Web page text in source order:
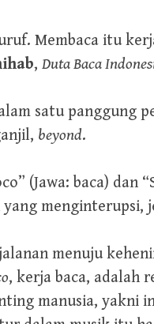
Membaca itu
, Duta Baca
satu panggung
beyond.
(Jawa: baca) dan
menginterupsi,
menuju
, kerja baca, adalah
manusia, yakni